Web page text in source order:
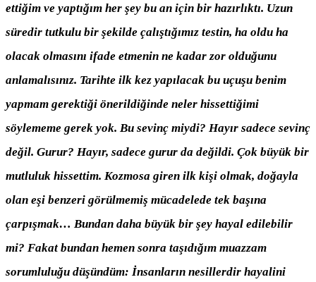
ettiğim ve yaptığım her şey bu an için bir hazırlıktı. Uzun
süredir tutkulu bir şekilde çalıştığımız testin, ha oldu ha
olacak olmasını ifade etmenin ne kadar zor olduğunu
anlamalısınız. Tarihte ilk kez yapılacak bu uçuşu benim
yapmam gerektiği önerildiğinde neler hissettiğimi
söylememe gerek yok. Bu sevinç miydi? Hayır sadece sevinç
değil. Gurur? Hayır, sadece gurur da değildi. Çok büyük bir
mutluluk hissettim. Kozmosa giren ilk kişi olmak, doğayla
olan eşi benzeri görülmemiş mücadelede tek başına
çarpışmak… Bundan daha büyük bir şey hayal edilebilir
mi? Fakat bundan hemen sonra taşıdığım muazzam
sorumluluğu düşündüm: İnsanların nesillerdir hayalini